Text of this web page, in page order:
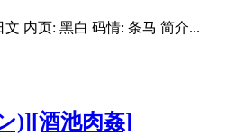
内页: 黑白 码情: 条马 简介...
)][酒池肉姦]